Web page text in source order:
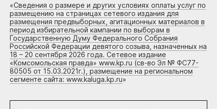
«Сведения о размере и других условиях оплаты услуг по
размещению на страницах сетевого издания для
размещения предвыборных, агитационных материалов в
период избирательной кампании по выборам в
Государственную Думу Федерального Собрания
Российской Федерации девятого созыва, назначенных на
18 – 20 сентября 2026 года. Сетевое издание
«Комсомольская правда» www.kp.ru (св-во Эл № ФС77-
80505 от 15.03.2021г.), размещение на региональном
сегменте сайта: www.kaluga.kp.ru»